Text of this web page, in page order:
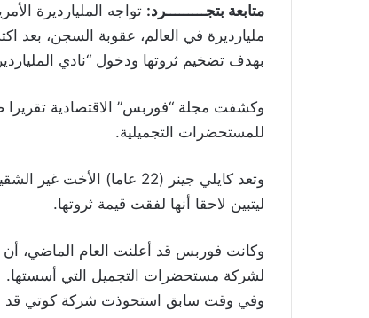
متابعة بتجـــــــــرد: تواجه المليارديرة
مليارديرة في العالم، عقوبة السجن،
بهدف تضخيم ثروتها ودخول “نادي
وكشفت مجلة “فوربس” الاقتصادية تقريرا
للمستحضرات التجميلية.
وتعد كايلي جينر (22 عاما)
ليتبين لاحقا أنها لفقت قيمة ثروتها.
وكانت فوربس قد أعلنت العام الماضي، أن
لشركة مستحضرات التجميل التي أسستها.
وفي وقت سابق استحوذت شركة كوتي قد على 51 بالمئة من الشركة، مقابل 600